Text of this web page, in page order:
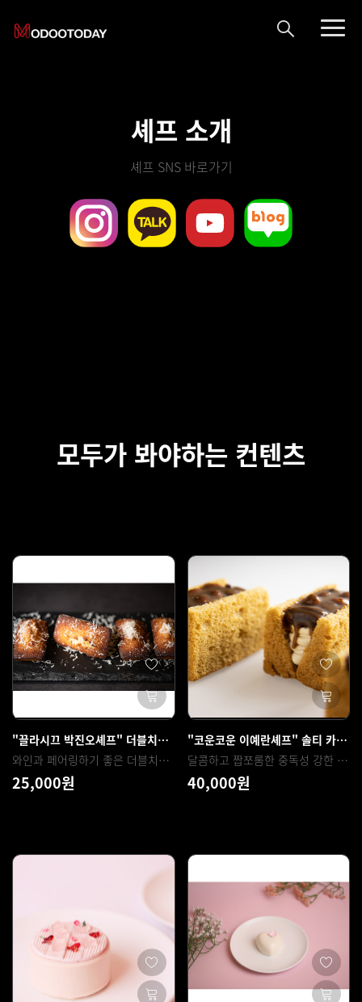
셰프 소개
셰프 SNS 바로가기
모두가 봐야하는 컨텐츠
"끌라시끄 박진오셰프" 더블치즈 휘낭시에
와인과 페어링하기 좋은 더블치즈 휘낭시에
25,000원
"코운코운 이예란셰프" 솔티 카라멜 쉬폰산도
달콤하고 짭쪼롬한 중독성 강한 단짠단짠의 조합 솔티 카라멜 쉬폰산도
40,000원